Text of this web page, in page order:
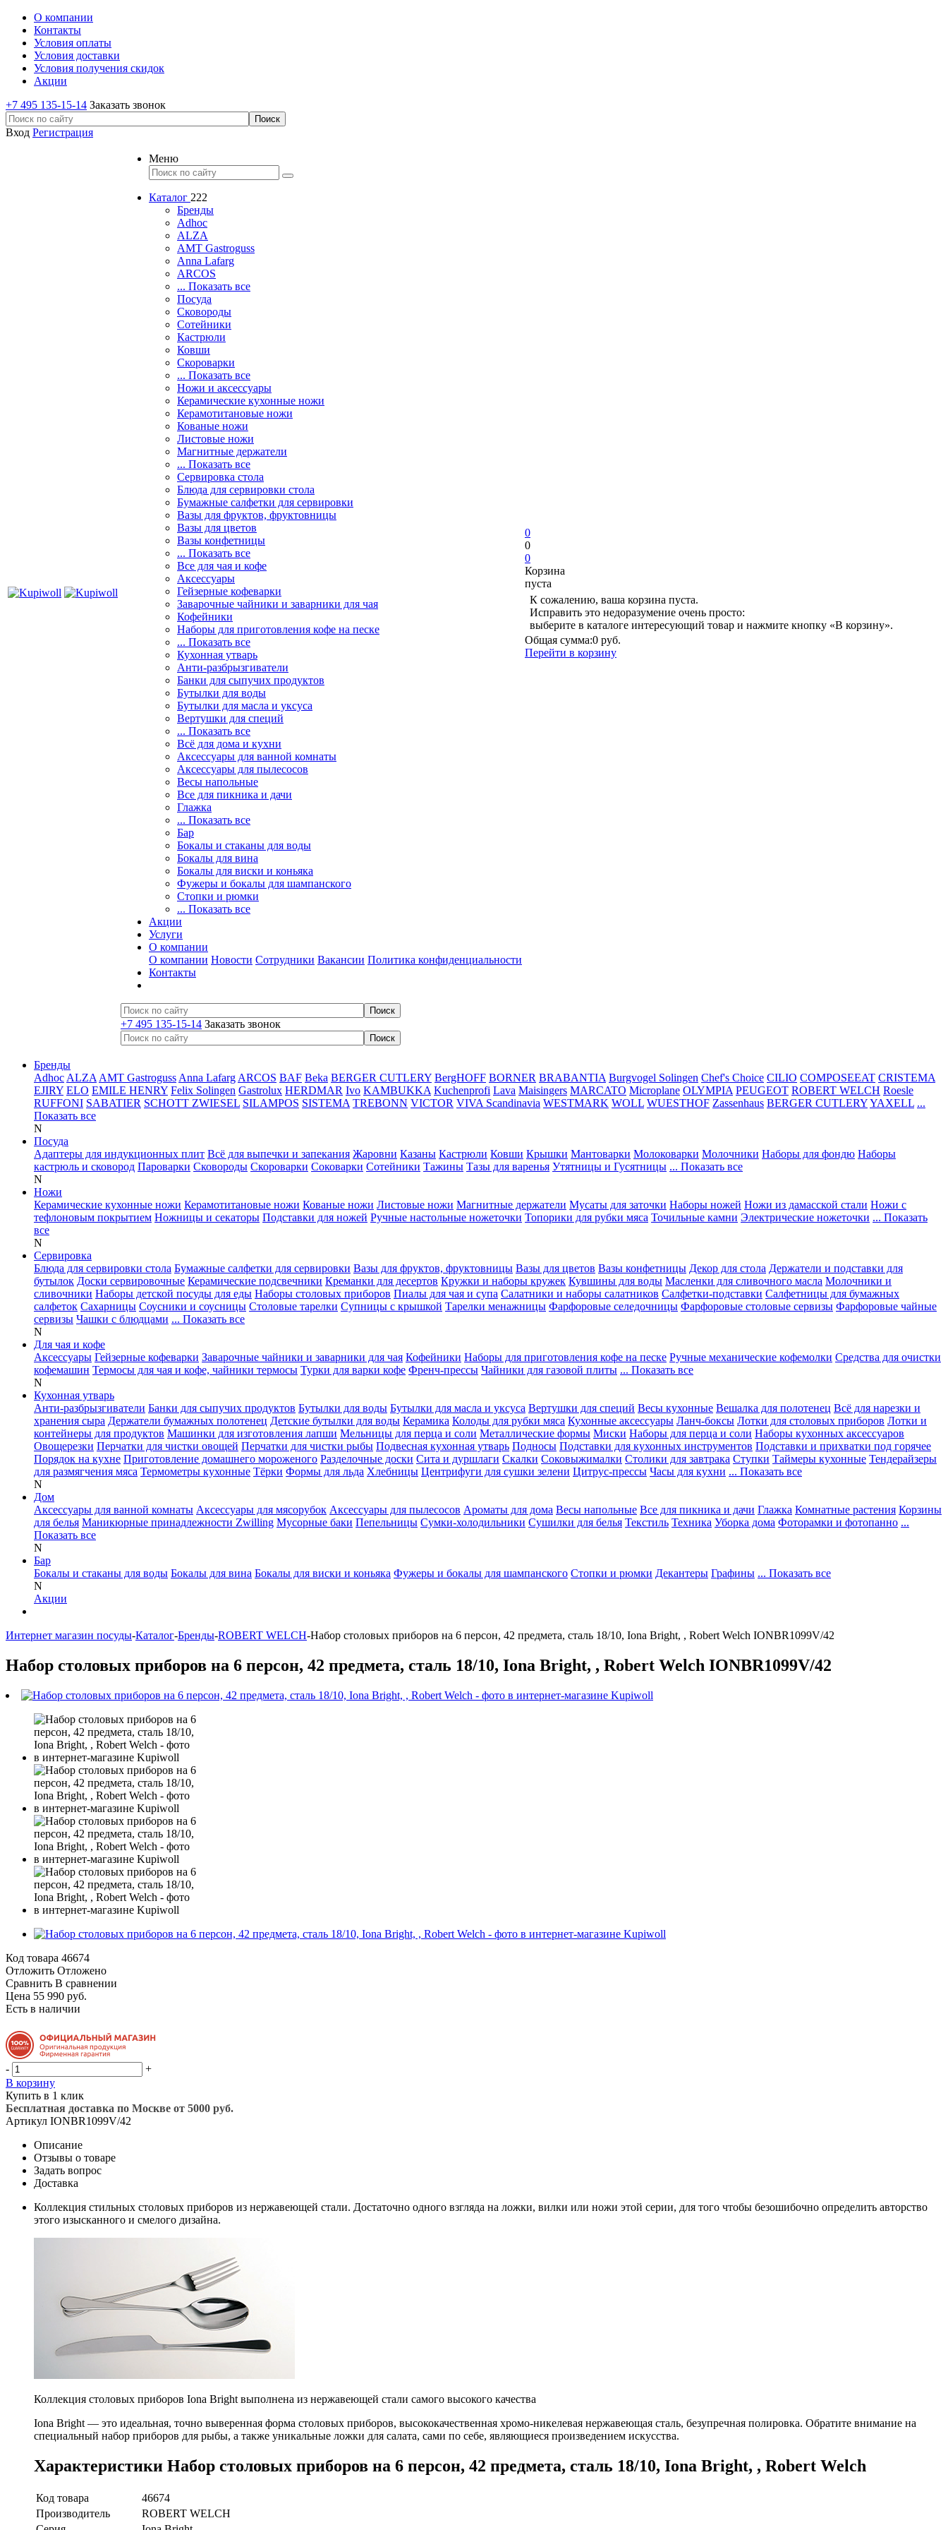
О компании
Контакты
Условия оплаты
Условия доставки
Условия получения скидок
Акции
+7 495 135-15-14 Заказать звонок
Вход Регистрация
Меню
Каталог 222
Бренды
Adhoc
ALZA
AMT Gastroguss
Anna Lafarg
ARCOS
... Показать все
Посуда
Сковороды
Сотейники
Кастрюли
Ковши
Скороварки
... Показать все
Ножи и аксессуары
Керамические кухонные ножи
Керамотитановые ножи
Кованые ножи
Листовые ножи
Магнитные держатели
... Показать все
Сервировка стола
Блюда для сервировки стола
Бумажные салфетки для сервировки
Вазы для фруктов, фруктовницы
Вазы для цветов
Вазы конфетницы
... Показать все
Все для чая и кофе
Аксессуары
Гейзерные кофеварки
Заварочные чайники и заварники для чая
Кофейники
Наборы для приготовления кофе на песке
... Показать все
Кухонная утварь
Анти-разбрызгиватели
Банки для сыпучих продуктов
Бутылки для воды
Бутылки для масла и уксуса
Вертушки для специй
... Показать все
Всё для дома и кухни
Аксессуары для ванной комнаты
Аксессуары для пылесосов
Весы напольные
Все для пикника и дачи
Глажка
... Показать все
Бар
Бокалы и стаканы для воды
Бокалы для вина
Бокалы для виски и коньяка
Фужеры и бокалы для шампанского
Стопки и рюмки
... Показать все
Акции
Услуги
О компании
О компании Новости Сотрудники Вакансии Политика конфиденциальности
Контакты
+7 495 135-15-14 Заказать звонок
0
0
0
Корзина
пуста
К сожалению, ваша корзина пуста.
Исправить это недоразумение очень просто:
выберите в каталоге интересующий товар и нажмите кнопку «В корзину».
Общая сумма:0 руб.
Перейти в корзину
Бренды
Adhoc ALZA AMT Gastroguss Anna Lafarg ARCOS BAF Beka BERGER CUTLERY BergHOFF BORNER BRABANTIA Burgvogel Solingen Chef's Choice CILIO COMPOSEEAT CRISTEMA
EJIRY ELO EMILE HENRY Felix Solingen Gastrolux HERDMAR Ivo KAMBUKKA Kuchenprofi Lava Maisingers MARCATO Microplane OLYMPIA PEUGEOT ROBERT WELCH Roesle
RUFFONI SABATIER SCHOTT ZWIESEL SILAMPOS SISTEMA TREBONN VICTOR VIVA Scandinavia WESTMARK WOLL WUESTHOF Zassenhaus BERGER CUTLERYYAXELL ...
Показать все
N
Посуда
Адаптеры для индукционных плит Всё для выпечки и запекания Жаровни Казаны Кастрюли Ковши Крышки Мантоварки Молоковарки Молочники Наборы для фондю Наборы
кастрюль и сковород Пароварки Сковороды Скороварки Соковарки Сотейники Тажины Тазы для варенья Утятницы и Гусятницы ... Показать все
N
Ножи
Керамические кухонные ножи Керамотитановые ножи Кованые ножи Листовые ножи Магнитные держатели Мусаты для заточки Наборы ножей Ножи из дамасской стали Ножи с
тефлоновым покрытием Ножницы и секаторы Подставки для ножей Ручные настольные ножеточки Топорики для рубки мяса Точильные камни Электрические ножеточки ... Показать
все
N
Сервировка
Блюда для сервировки стола Бумажные салфетки для сервировки Вазы для фруктов, фруктовницы Вазы для цветов Вазы конфетницы Декор для стола Держатели и подставки для
бутылок Доски сервировочные Керамические подсвечники Креманки для десертов Кружки и наборы кружек Кувшины для воды Масленки для сливочного масла Молочники и
сливочники Наборы детской посуды для еды Наборы столовых приборов Пиалы для чая и супа Салатники и наборы салатников Салфетки-подставки Салфетницы для бумажных
салфеток Сахарницы Соусники и соусницы Столовые тарелки Супницы с крышкой Тарелки менажницы Фарфоровые селедочницы Фарфоровые столовые сервизы Фарфоровые чайные
сервизы Чашки с блюдцами ... Показать все
N
Для чая и кофе
Аксессуары Гейзерные кофеварки Заварочные чайники и заварники для чая Кофейники Наборы для приготовления кофе на песке Ручные механические кофемолки Средства для очистки
кофемашин Термосы для чая и кофе, чайники термосы Турки для варки кофе Френч-прессы Чайники для газовой плиты ... Показать все
N
Кухонная утварь
Анти-разбрызгиватели Банки для сыпучих продуктов Бутылки для воды Бутылки для масла и уксуса Вертушки для специй Весы кухонные Вешалка для полотенец Всё для нарезки и
хранения сыра Держатели бумажных полотенец Детские бутылки для воды Керамика Колоды для рубки мяса Кухонные аксессуары Ланч-боксы Лотки для столовых приборов Лотки и
контейнеры для продуктов Машинки для изготовления лапши Мельницы для перца и соли Металлические формы Миски Наборы для перца и соли Наборы кухонных аксессуаров
Овощерезки Перчатки для чистки овощей Перчатки для чистки рыбы Подвесная кухонная утварь Подносы Подставки для кухонных инструментов Подставки и прихватки под горячее
Порядок на кухне Приготовление домашнего мороженого Разделочные доски Сита и дуршлаги Скалки Соковыжималки Столики для завтрака Ступки Таймеры кухонные Тендерайзеры
для размягчения мяса Термометры кухонные Тёрки Формы для льда Хлебницы Центрифуги для сушки зелени Цитрус-прессы Часы для кухни ... Показать все
N
Дом
Аксессуары для ванной комнаты Аксессуары для мясорубок Аксессуары для пылесосов Ароматы для дома Весы напольные Все для пикника и дачи Глажка Комнатные растения Корзины
для белья Маникюрные принадлежности Zwilling Мусорные баки Пепельницы Сумки-холодильники Сушилки для белья Текстиль Техника Уборка дома Фоторамки и фотопанно ...
Показать все
N
Бар
Бокалы и стаканы для воды Бокалы для вина Бокалы для виски и коньяка Фужеры и бокалы для шампанского Стопки и рюмки Декантеры Графины ... Показать все
N
Акции
Интернет магазин посуды-Каталог-Бренды-ROBERT WELCH-Набор столовых приборов на 6 персон, 42 предмета, сталь 18/10, Iona Bright, , Robert Welch IONBR1099V/42
Набор столовых приборов на 6 персон, 42 предмета, сталь 18/10, Iona Bright, , Robert Welch IONBR1099V/42
Код товара 46674
Отложить Отложено
Сравнить В сравнении
Цена 55 990 руб.
Есть в наличии
-
+
В корзину
Купить в 1 клик
Бесплатная доставка по Москве от 5000 руб.
Артикул IONBR1099V/42
Описание
Отзывы о товаре
Задать вопрос
Доставка
Коллекция стильных столовых приборов из нержавеющей стали. Достаточно одного взгляда на ложки, вилки или ножи этой серии, для того чтобы безошибочно определить авторство
этого изысканного и смелого дизайна.
Коллекция столовых приборов Iona Bright выполнена из нержавеющей стали самого высокого качества
Iona Bright — это идеальная, точно выверенная форма столовых приборов, высококачественная хромо-никелевая нержавеющая сталь, безупречная полировка. Обратите внимание на
специальный набор приборов для рыбы, а также уникальные ложки для салата, сами по себе, являющиеся произведением искусства.
Характеристики Набор столовых приборов на 6 персон, 42 предмета, сталь 18/10, Iona Bright, , Robert Welch
Код товара
46674
Производитель
ROBERT WELCH